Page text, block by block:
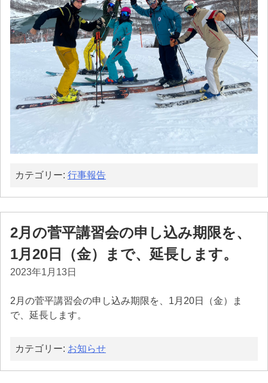
カテゴリー: 行事報告
2月の菅平講習会の申し込み期限を、
1月20日（金）まで、延長します。
2023年1月13日
2月の菅平講習会の申し込み期限を、1月20日（金）ま
で、延長します。
カテゴリー: お知らせ